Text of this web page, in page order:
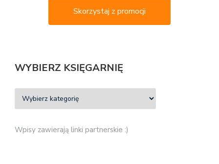
Skorzystaj z promocji
WYBIERZ KSIĘGARNIĘ
Wpisy zawierają linki partnerskie :)